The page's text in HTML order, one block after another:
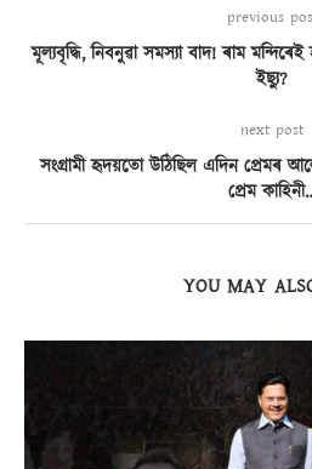
previous
মূল্যবৃদ্ধি, নিবনুৱা সমস্যা বাদ! ৰাম
ইছ্যু?
next post
সংগ্ৰামী হৃদয়তো উঠিছিল এদিন প্ৰেমৰ
প্ৰেম
YOU MAY